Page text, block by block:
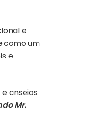
e
como um
e
anseios
Mr.